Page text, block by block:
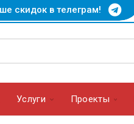
скидок в телеграм!
Услуги Проекты